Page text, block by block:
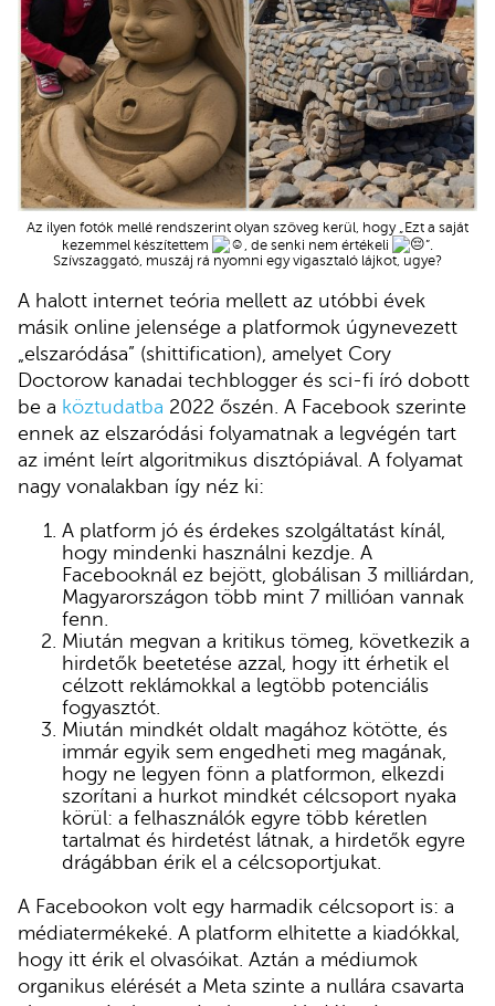
Az ilyen fotók mellé rendszerint olyan szöveg kerül, hogy „Ezt a saját
kezemmel készítettem
, de senki nem értékeli
”.
Szívszaggató, muszáj rá nyomni egy vigasztaló lájkot, ugye?
A halott internet teória mellett az utóbbi évek
másik online jelensége a platformok úgynevezett
„elszaródása” (shittification), amelyet Cory
Doctorow kanadai techblogger és sci-fi író dobott
be a köztudatba 2022 őszén. A Facebook szerinte
ennek az elszaródási folyamatnak a legvégén tart
az imént leírt algoritmikus disztópiával. A folyamat
nagy vonalakban így néz ki:
A platform jó és érdekes szolgáltatást kínál,
hogy mindenki használni kezdje. A
Facebooknál ez bejött, globálisan 3 milliárdan,
Magyarországon több mint 7 millióan vannak
fenn.
Miután megvan a kritikus tömeg, következik a
hirdetők beetetése azzal, hogy itt érhetik el
célzott reklámokkal a legtöbb potenciális
fogyasztót.
Miután mindkét oldalt magához kötötte, és
immár egyik sem engedheti meg magának,
hogy ne legyen fönn a platformon, elkezdi
szorítani a hurkot mindkét célcsoport nyaka
körül: a felhasználók egyre több kéretlen
tartalmat és hirdetést látnak, a hirdetők egyre
drágábban érik el a célcsoportjukat.
A Facebookon volt egy harmadik célcsoport is: a
médiatermékeké. A platform elhitette a kiadókkal,
hogy itt érik el olvasóikat. Aztán a médiumok
organikus elérését a Meta szinte a nullára csavarta